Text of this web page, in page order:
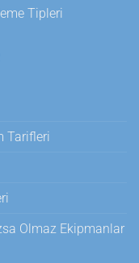
Tipleri
Tarifleri
Olmaz Ekipmanlar